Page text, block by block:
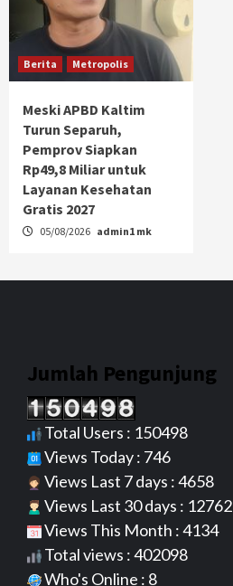
Berita Metropolis
Meski APBD Kaltim
Turun Separuh,
Pemprov Siapkan
Rp49,8 Miliar untuk
Layanan Kesehatan
Gratis 2027
05/08/2026 admin1 mk
Jumlah Pengunjung
Total Users : 150498
Views Today : 746
Views Last 7 days : 4658
Views Last 30 days : 12762
Views This Month : 4134
Total views : 402098
Who's Online : 8